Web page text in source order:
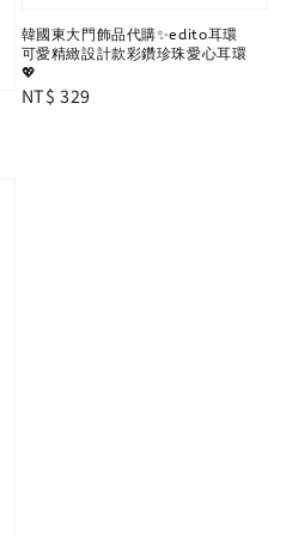
韓國東大門飾品代購✨edito耳環
可愛精緻設計款彩鑽珍珠愛心耳環
💖
Regular
NT$ 329